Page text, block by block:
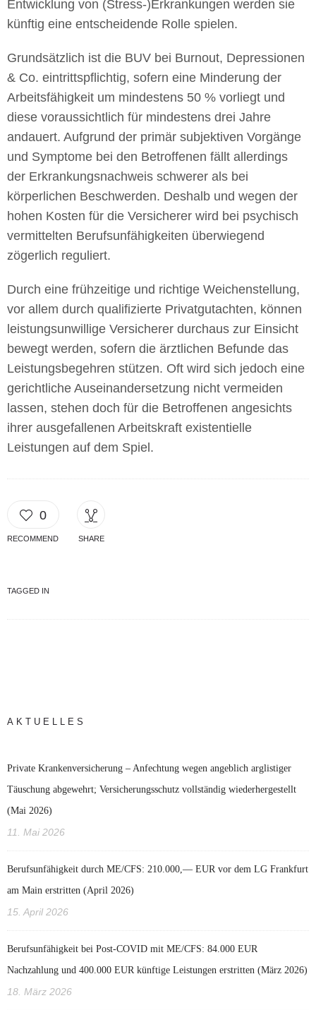
Entwicklung von (Stress-)Erkrankungen werden sie
künftig eine entscheidende Rolle spielen.
Grundsätzlich ist die BUV bei Burnout, Depressionen
& Co. eintrittspflichtig, sofern eine Minderung der
Arbeitsfähigkeit um mindestens 50 % vorliegt und
diese voraussichtlich für mindestens drei Jahre
andauert. Aufgrund der primär subjektiven Vorgänge
und Symptome bei den Betroffenen fällt allerdings
der Erkrankungsnachweis schwerer als bei
körperlichen Beschwerden. Deshalb und wegen der
hohen Kosten für die Versicherer wird bei psychisch
vermittelten Berufsunfähigkeiten überwiegend
zögerlich reguliert.
Durch eine frühzeitige und richtige Weichenstellung,
vor allem durch qualifizierte Privatgutachten, können
leistungsunwillige Versicherer durchaus zur Einsicht
bewegt werden, sofern die ärztlichen Befunde das
Leistungsbegehren stützen. Oft wird sich jedoch eine
gerichtliche Auseinandersetzung nicht vermeiden
lassen, stehen doch für die Betroffenen angesichts
ihrer ausgefallenen Arbeitskraft existentielle
Leistungen auf dem Spiel.
0
RECOMMEND SHARE
TAGGED IN
AKTUELLES
Private Krankenversicherung – Anfechtung wegen angeblich arglistiger
Täuschung abgewehrt; Versicherungsschutz vollständig wiederhergestellt
(Mai 2026)
11. Mai 2026
Berufsunfähigkeit durch ME/CFS: 210.000,— EUR vor dem LG Frankfurt
am Main erstritten (April 2026)
15. April 2026
Berufsunfähigkeit bei Post-COVID mit ME/CFS: 84.000 EUR
Nachzahlung und 400.000 EUR künftige Leistungen erstritten (März 2026)
18. März 2026